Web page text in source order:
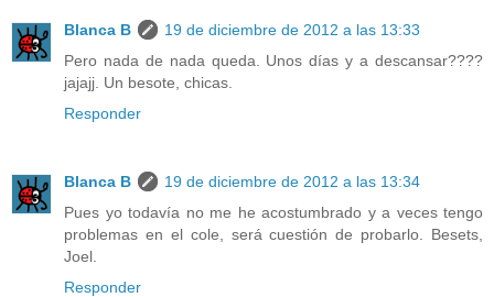
Blanca B
19 de diciembre de 2012 a las 13:33
Pero nada de nada queda. Unos días y a descansar????
jajajj. Un besote, chicas.
Responder
Blanca B
19 de diciembre de 2012 a las 13:34
Pues yo todavía no me he acostumbrado y a veces tengo
problemas en el cole, será cuestión de probarlo. Besets,
Joel.
Responder